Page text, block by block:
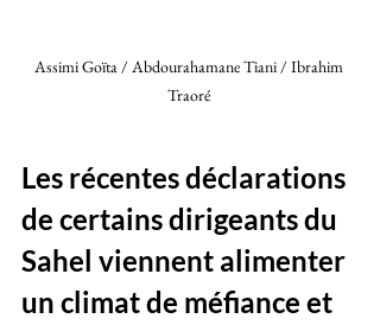
Assimi Goïta / Abdourahamane Tiani / Ibrahim
Traoré
Les récentes déclarations
de certains dirigeants du
Sahel viennent alimenter
un climat de méfiance et